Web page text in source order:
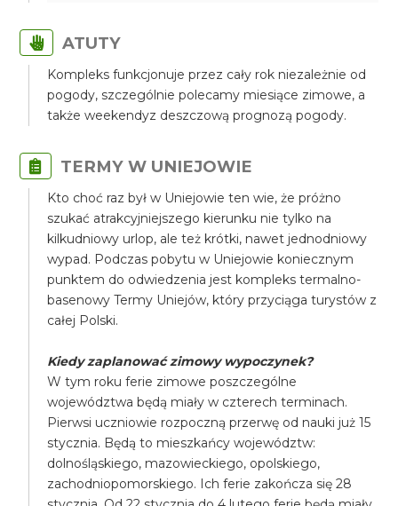
ATUTY
Kompleks funkcjonuje przez cały rok niezależnie od
pogody, szczególnie polecamy miesiące zimowe, a
także weekendyz deszczową prognozą pogody.
TERMY W UNIEJOWIE
Kto choć raz był w Uniejowie ten wie, że próżno
szukać atrakcyjniejszego kierunku nie tylko na
kilkudniowy urlop, ale też krótki, nawet jednodniowy
wypad. Podczas pobytu w Uniejowie koniecznym
punktem do odwiedzenia jest kompleks termalno-
basenowy Termy Uniejów, który przyciąga turystów z
całej Polski.
Kiedy zaplanować zimowy wypoczynek?
​W tym roku ferie zimowe poszczególne
województwa będą miały w czterech terminach.
Pierwsi uczniowie rozpoczną przerwę od nauki już 15
stycznia. Będą to mieszkańcy województw:
dolnośląskiego, mazowieckiego, opolskiego,
zachodniopomorskiego. Ich ferie zakończa się 28